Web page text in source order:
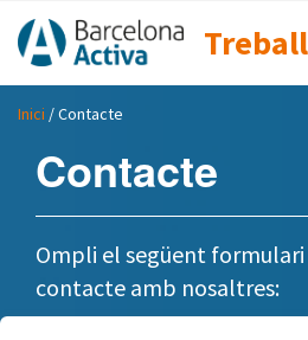
Treball
Inici / Contacte
Contacte
Ompli el següent
contacte amb nosaltres: